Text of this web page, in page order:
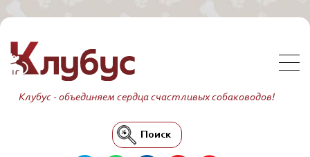
Клубус - объединяем сердца счастливых собаководов!
Поиск